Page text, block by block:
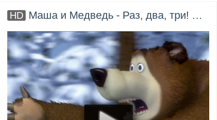
HD Маша и Медведь - Раз, два, три! Ёлочка гори! (Серия 3)